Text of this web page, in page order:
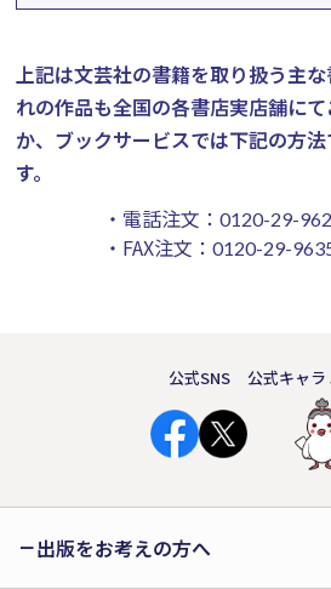
上記は文芸社の書籍を取り扱う主な
れの作品も全国の各書店実店舗に
か、ブックサービスでは下記の方
す。
・電話注文： 0120-29-
・FAX注文： 0120-29-
公式SNS 公式キャラ
出版をお考えの方へ